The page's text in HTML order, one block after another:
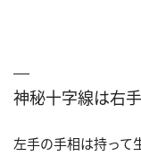
神秘十字線は右
左手の手相は持って